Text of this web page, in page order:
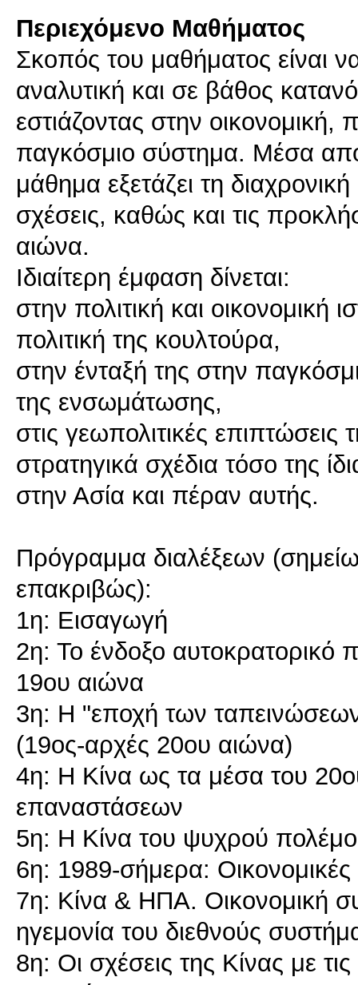
Περιεχόμενο Μαθήματος
Σκοπός του μαθήματος είναι
αναλυτική και σε βάθος
εστιάζοντας στην οικονομική,
παγκόσμιο σύστημα. Μέσα από
μάθημα εξετάζει τη
σχέσεις, καθώς και τις
αιώνα.
Ιδιαίτερη έμφαση δίνεται:
στην πολιτική και οικονομική
πολιτική της κουλτούρα,
στην ένταξή της στην
της ενσωμάτωσης,
στις γεωπολιτικές
στρατηγικά σχέδια τόσο της
στην Ασία και πέραν αυτής.
Πρόγραμμα διαλέξεων
επακριβώς):
1η: Εισαγωγή
2η: Το ένδοξο αυτοκρατορικό
19ου αιώνα
3η: Η "εποχή των
(19ος-αρχές 20ου αιώνα)
4η: Η Κίνα ως τα μέσα του
επαναστάσεων
5η: Η Κίνα του ψυχρού
6η: 1989-σήμερα: Οικονομικές
7η: Κίνα & ΗΠΑ. Οικονομική
ηγεμονία του διεθνούς
8η: Οι σχέσεις της Κίνας με